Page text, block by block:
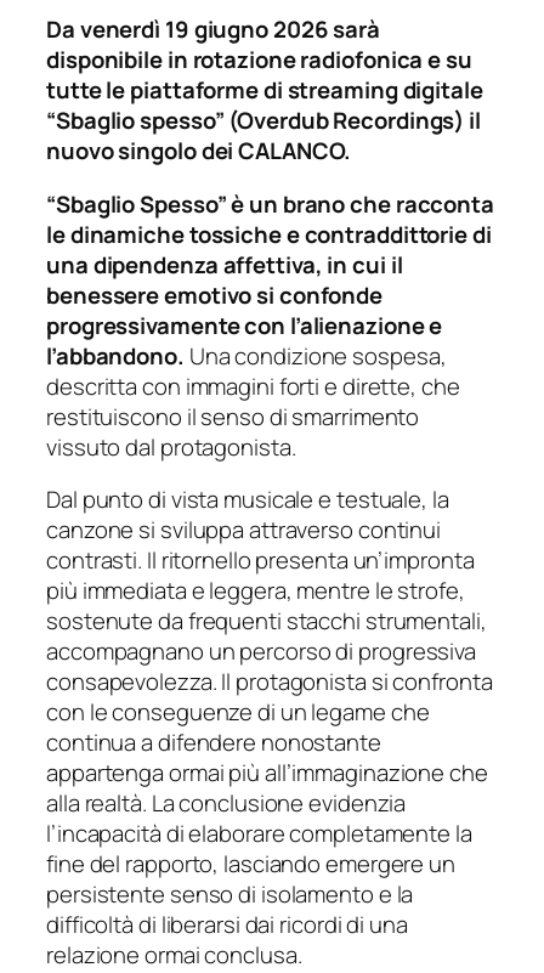
Da venerdì 19 giugno 2026 sarà
disponibile in rotazione radiofonica e su
tutte le piattaforme di streaming digitale
“Sbaglio spesso” (Overdub Recordings) il
nuovo singolo dei CALANCO.
“Sbaglio Spesso” è un brano che racconta
le dinamiche tossiche e contraddittorie di
una dipendenza affettiva, in cui il
benessere emotivo si confonde
progressivamente con l’alienazione e
l’abbandono. Una condizione sospesa,
descritta con immagini forti e dirette, che
restituiscono il senso di smarrimento
vissuto dal protagonista.
Dal punto di vista musicale e testuale, la
canzone si sviluppa attraverso continui
contrasti. Il ritornello presenta un’impronta
più immediata e leggera, mentre le strofe,
sostenute da frequenti stacchi strumentali,
accompagnano un percorso di progressiva
consapevolezza. Il protagonista si confronta
con le conseguenze di un legame che
continua a difendere nonostante
appartenga ormai più all’immaginazione che
alla realtà. La conclusione evidenzia
l’incapacità di elaborare completamente la
fine del rapporto, lasciando emergere un
persistente senso di isolamento e la
difficoltà di liberarsi dai ricordi di una
relazione ormai conclusa.